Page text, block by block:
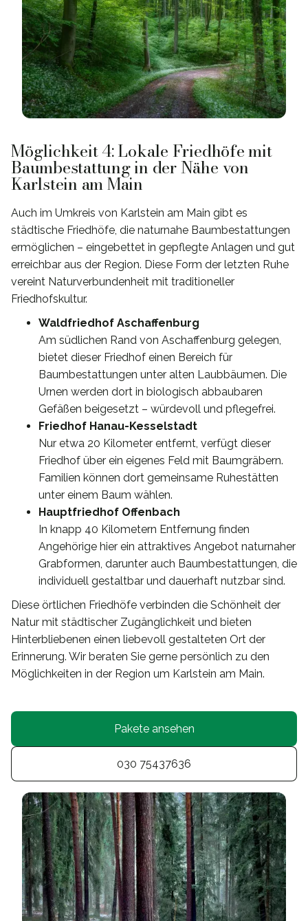
Möglichkeit 4: Lokale Friedhöfe mit
Baumbestattung in der Nähe von
Karlstein am Main
Auch im Umkreis von Karlstein am Main gibt es
städtische Friedhöfe, die naturnahe Baumbestattungen
ermöglichen – eingebettet in gepflegte Anlagen und gut
erreichbar aus der Region. Diese Form der letzten Ruhe
vereint Naturverbundenheit mit traditioneller
Friedhofskultur.
Waldfriedhof Aschaffenburg
Am südlichen Rand von Aschaffenburg gelegen,
bietet dieser Friedhof einen Bereich für
Baumbestattungen unter alten Laubbäumen. Die
Urnen werden dort in biologisch abbaubaren
Gefäßen beigesetzt – würdevoll und pflegefrei.
Friedhof Hanau-Kesselstadt
Nur etwa 20 Kilometer entfernt, verfügt dieser
Friedhof über ein eigenes Feld mit Baumgräbern.
Familien können dort gemeinsame Ruhestätten
unter einem Baum wählen.
Hauptfriedhof Offenbach
In knapp 40 Kilometern Entfernung finden
Angehörige hier ein attraktives Angebot naturnaher
Grabformen, darunter auch Baumbestattungen, die
individuell gestaltbar und dauerhaft nutzbar sind.
Diese örtlichen Friedhöfe verbinden die Schönheit der
Natur mit städtischer Zugänglichkeit und bieten
Hinterbliebenen einen liebevoll gestalteten Ort der
Erinnerung. Wir beraten Sie gerne persönlich zu den
Möglichkeiten in der Region um Karlstein am Main.
Pakete ansehen
030 75437636